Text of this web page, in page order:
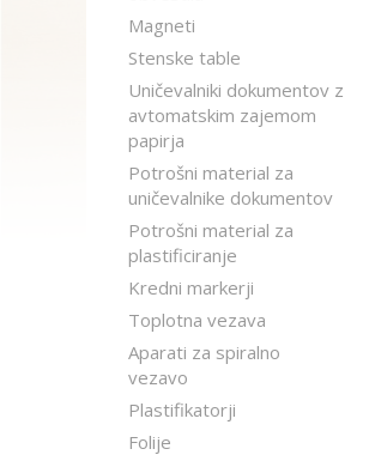
Magneti
Stenske table
Uničevalniki dokumentov z
avtomatskim zajemom
papirja
Potrošni material za
uničevalnike dokumentov
Potrošni material za
plastificiranje
Kredni markerji
Toplotna vezava
Aparati za spiralno
vezavo
Plastifikatorji
Folije